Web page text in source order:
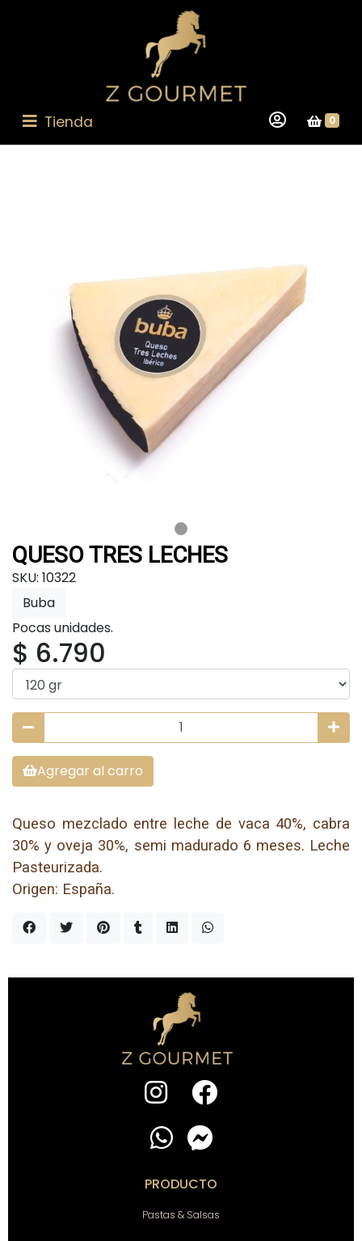
Tienda 0
QUESO TRES LECHES
SKU: 10322
Buba
Pocas unidades.
$ 6.790
Agregar al carro
Queso mezclado entre leche de vaca 40%, cabra
30% y oveja 30%, semi madurado 6 meses. Leche
Pasteurizada.
Origen: España.
PRODUCTO
Pastas & Salsas